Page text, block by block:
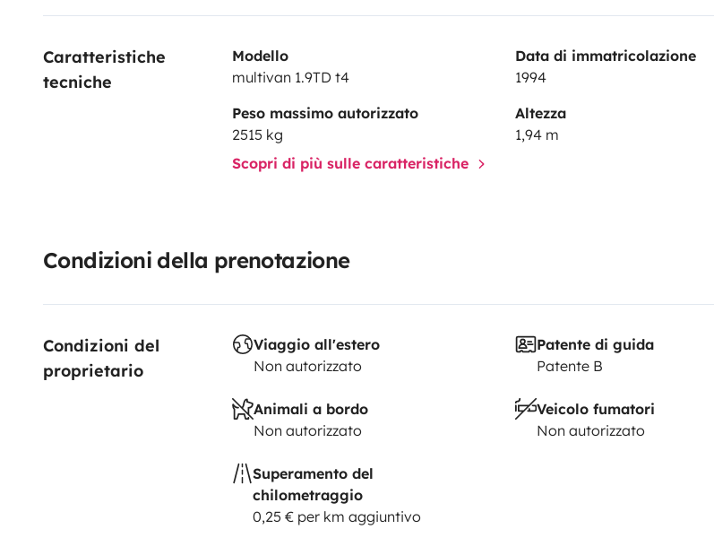
Caratteristiche
tecniche
Modello
multivan 1.9TD t4
Data di immatricolazione
1994
Peso massimo autorizzato
2515 kg
Altezza
1,94 m
Scopri di più sulle caratteristiche
Condizioni della prenotazione
Condizioni del
proprietario
Viaggio all'estero
Non autorizzato
Patente di guida
Patente B
Animali a bordo
Non autorizzato
Veicolo fumatori
Non autorizzato
Superamento del
chilometraggio
0,25 € per km aggiuntivo